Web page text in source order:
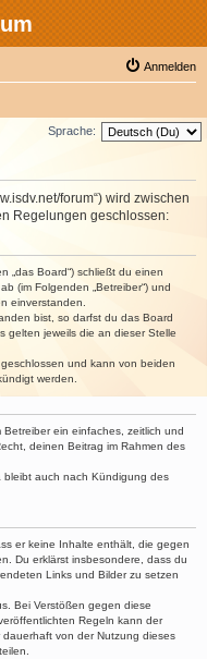
Anmelden
Sprache:
forum“) wird zwischen
Regelungen geschlossen:
„das Board“) schließt du einen
(im Folgenden „Betreiber“) und
einverstanden.
bist, so darfst du das Board
gelten jeweils die an dieser Stelle
und kann von beiden
werden.
ein einfaches, zeitlich und
deinen Beitrag im Rahmen des
bleibt auch nach Kündigung des
er keine Inhalte enthält, die gegen
Du erklärst insbesondere, dass du
Links und Bilder zu setzen
Bei Verstößen gegen diese
Regeln kann der
von der Nutzung dieses